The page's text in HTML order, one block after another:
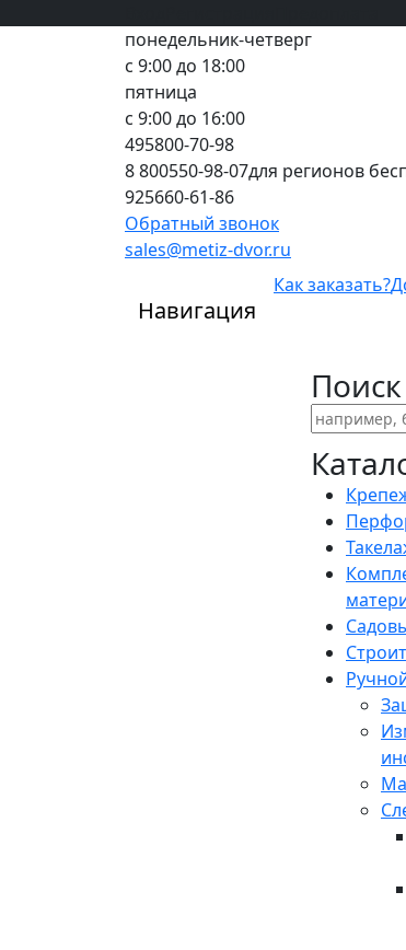
понедельник-четверг
с 9:00 до 18:00
пятница
с 9:00 до 16:00
495800-70-98
8 800550-98-07для регионов
925660-61-86
Обратный звонок
sales@metiz-dvor.ru
Навигация
Как заказать?
Поиск